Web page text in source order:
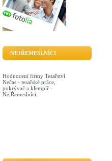
NEJŘEMESLNÍCI
Hodnocení firmy Tesařství
Nečas - tesařské práce,
pokrývač a klempíř -
NejŘemeslníci.